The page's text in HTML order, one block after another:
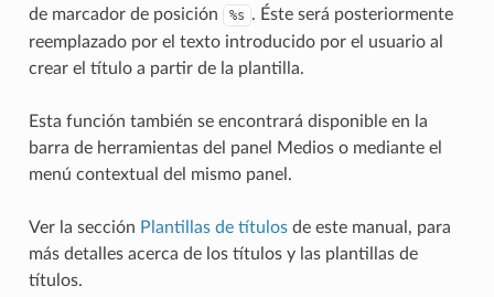
de marcador de posición
%s . Éste será posteriormente
reemplazado por el texto introducido por el usuario al
crear el título a partir de la plantilla.
Esta función también se encontrará disponible en la
barra de herramientas del panel Medios o mediante el
menú contextual del mismo panel.
Ver la sección Plantillas de títulosde este manual, para
más detalles acerca de los títulos y las plantillas de
títulos.